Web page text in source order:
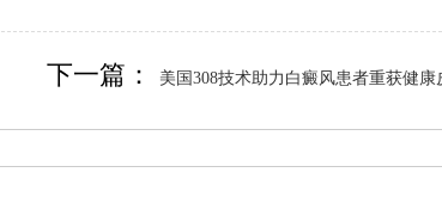
下一篇： 美国308技术助力白癜风患者重获健康